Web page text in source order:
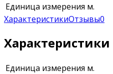
Единица измерения м.
ХарактеристикиОтзывы0
Характеристики
Единица измерения м.